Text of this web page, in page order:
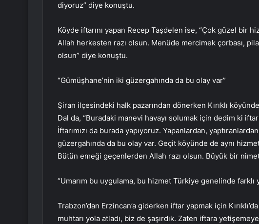
diyoruz” diye konuştu.
Köyde iftarını yapan Recep Taşdelen ise, “Çok güzel bir
Allah herkesten razı olsun. Menüde mercimek çorbası,
olsun” diye konuştu.
“Gümüşhane’nin iki güzergahında da bu olay var”
Şiran ilçesindeki halk pazarından dönerken Kırıklı
Dal da, “Buradaki manevi havayı solumak için dedim ki
İftarımızı da burada yapıyoruz. Yapanlardan,
güzergahında da bu olay var. Geçit köyünde de aynı
Bütün emeği geçenlerden Allah razı olsun. Büyük bir
“Umarım bu uygulama, bu hizmet Türkiye genelinde farklı
Trabzon’dan Erzincan’a giderken iftar yapmak için
muhtarı yola atladı, biz de şaşırdık. Zaten iftara